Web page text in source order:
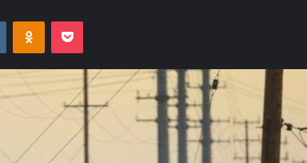
VKontakteOdnoklassniki
Pocket